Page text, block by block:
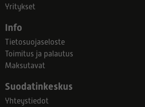
Yritykset
Info
Tietosuojaseloste
Toimitus ja palautus
Maksutavat
Suodatinkeskus
Yhteystiedot